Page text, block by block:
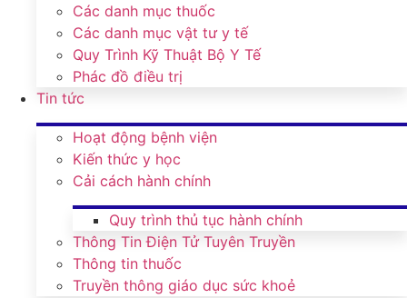
Các danh mục thuốc
Các danh mục vật tư y tế
Quy Trình Kỹ Thuật Bộ Y Tế
Phác đồ điều trị
Tin tức
Hoạt động bệnh viện
Kiến thức y học
Cải cách hành chính
Quy trình thủ tục hành chính
Thông Tin Điện Tử Tuyên Truyền
Thông tin thuốc
Truyền thông giáo dục sức khoẻ